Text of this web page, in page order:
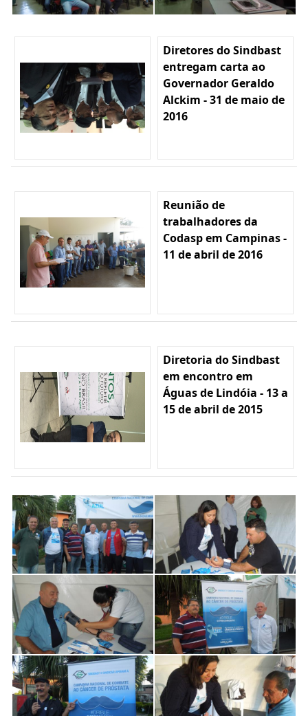
Diretores do Sindbast
entregam carta ao
Governador Geraldo
Alckim - 31 de maio de
2016
Reunião de
trabalhadores da
Codasp em Campinas -
11 de abril de 2016
Diretoria do Sindbast
em encontro em
Águas de Lindóia - 13 a
15 de abril de 2015